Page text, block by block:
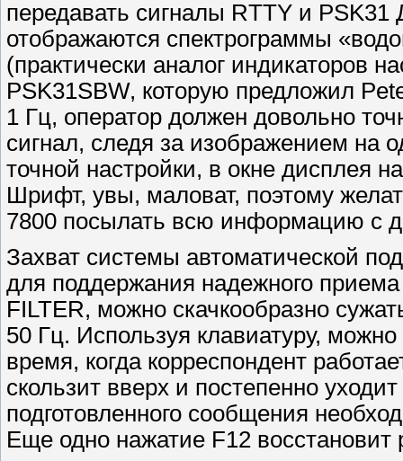
передавать сигналы RTTY и PSK31
отображаются спектрограммы
(практически аналог индикаторов
PSK31SBW, которую предложил
1 Гц, оператор должен довольно
сигнал, следя за изображением на
точной настройки, в окне дисплея
Шрифт, увы, маловат, поэтому
7800 посылать всю информацию с
Захват системы автоматической
для поддержания надежного
FILTER, можно скачкообразно
50 Гц. Используя клавиатуру,
время, когда корреспондент
скользит вверх и постепенно
подготовленного сообщения
Еще одно нажатие F12